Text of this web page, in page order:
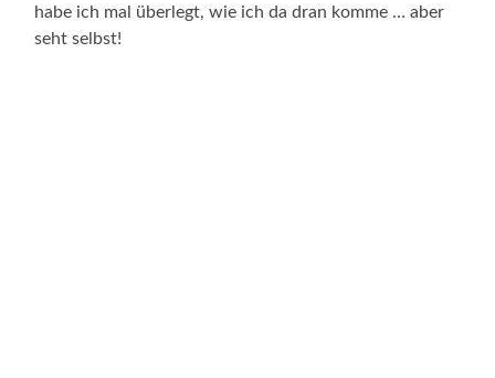
habe ich mal überlegt, wie ich da dran komme … aber
seht selbst!